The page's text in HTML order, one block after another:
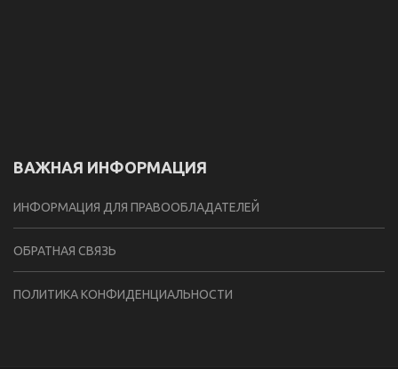
ВАЖНАЯ ИНФОРМАЦИЯ
ИНФОРМАЦИЯ ДЛЯ ПРАВООБЛАДАТЕЛЕЙ
ОБРАТНАЯ СВЯЗЬ
ПОЛИТИКА КОНФИДЕНЦИАЛЬНОСТИ